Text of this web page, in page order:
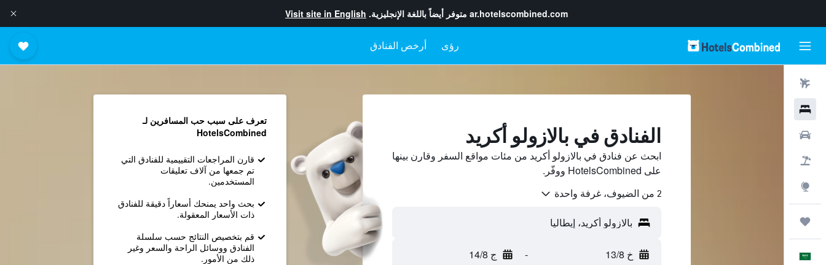
ar.hotelscombined.com متوفر أيضاً باللغة الإنجليزية. Visit site in English
رؤى أرخص الفنادق
الفنادق في بالازولو أكريد
ابحث عن فنادق في بالازولو أكريد من مئات مواقع السفر وقارن بينها
على HotelsCombined ووفّر.
2 من الضيوف، غرفة واحدة
خ 13/8 - ج 14/8
تعرف على سبب حب المسافرين لـ
HotelsCombined
قارن المراجعات التقييمية للفنادق التي
تم جمعها من آلاف تعليقات
المستخدمين.
بحث واحد يمنحك أسعاراً دقيقة للفنادق
ذات الأسعار المعقولة.
قم بتخصيص النتائج حسب سلسلة
الفنادق ووسائل الراحة والسعر وغير
ذلك من الأمور.